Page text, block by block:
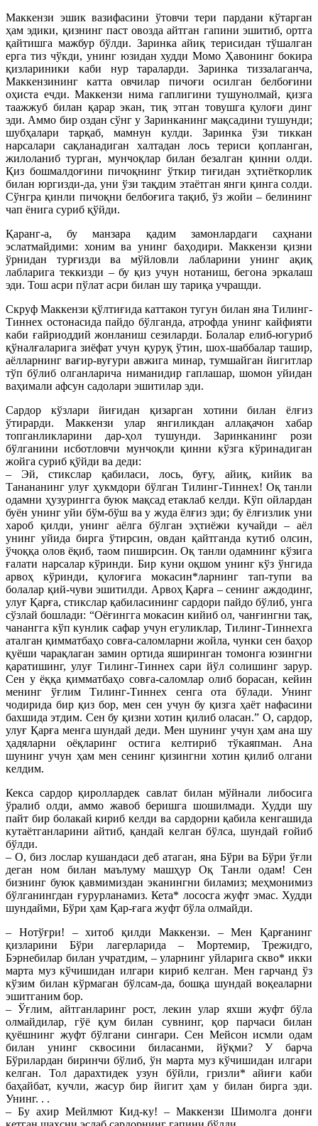
Маккензи эшик вазифасини ўтовчи тери пардани кўтарган
ҳам эдики, қизнинг паст овозда айтган гапини эшитиб, ортга
қайтишга мажбур бўлди. Заринка айиқ терисидан тўшалган
ерга тиз чўкди, унинг юзидан худди Момо Ҳавонинг бокира
қизлариники каби нур тараларди. Заринка тиззалаганча,
Маккензининг катта овчилар пичоғи осилган белбоғини
оҳиста ечди. Маккензи нима гаплигини тушунолмай, қизга
таажжуб билан қарар экан, тиқ этган товушга қулоғи динг
эди. Аммо бир оздан сўнг у Заринканинг мақсадини тушунди;
шубҳалари тарқаб, мамнун кулди. Заринка ўзи тиккан
нарсалари сақланадиган халтадан лось териси қопланган,
жилоланиб турган, мунчоқлар билан безалган қинни олди.
Қиз бошмалдоғини пичоқнинг ўткир тиғидан эҳтиёткорлик
билан юргизди-да, уни ўзи тақдим этаётган янги қинга солди.
Сўнгра қинли пичоқни белбоғига тақиб, ўз жойи – белининг
чап ёнига суриб қўйди.
Қаранг-а, бу манзара қадим замонлардаги саҳнани
эслатмайдими: хоним ва унинг баҳодири. Маккензи қизни
ўрнидан турғизди ва мўйловли лабларини унинг ақиқ
лабларига теккизди – бу қиз учун нотаниш, бегона эркалаш
эди. Тош асри пўлат асри билан шу тариқа учрашди.
Скруф Маккензи қўлтиғида каттакон тугун билан яна Тилинг-
Тиннех остонасида пайдо бўлганда, атрофда унинг кайфияти
каби ғайриоддий жонланиш сезиларди. Болалар елиб-югуриб
қўналғаларига зиёфат учун қуруқ ўтин, шох-шаббалар ташир,
аёлларнинг вағир-вуғури авжига минар, тумшайган йигитлар
тўп бўлиб олганларича ниманидир гаплашар, шомон уйидан
ваҳимали афсун садолари эшитилар эди.
Сардор кўзлари йиғидан қизарган хотини билан ёлғиз
ўтирарди. Маккензи улар янгиликдан аллақачон хабар
топганликларини дар-ҳол тушунди. Заринканинг рози
бўлганини исботловчи мунчоқли қинни кўзга кўринадиган
жойга суриб қўйди ва деди:
– Эй, стикслар қабиласи, лось, буғу, айиқ, кийик ва
Танананинг улуғ ҳукмдори бўлган Тилинг-Тиннех! Оқ танли
одамни ҳузурингга буюк мақсад етаклаб келди. Кўп ойлардан
буён унинг уйи бўм-бўш ва у жуда ёлғиз эди; бу ёлғизлик уни
хароб қилди, унинг аёлга бўлган эҳтиёжи кучайди – аёл
унинг уйида бирга ўтирсин, овдан қайтганда кутиб олсин,
ўчоққа олов ёқиб, таом пиширсин. Оқ танли одамнинг кўзига
ғалати нарсалар кўринди. Бир куни оқшом унинг кўз ўнгида
арвоҳ кўринди, қулоғига мокасин*ларнинг тап-тупи ва
болалар қий-чуви эшитилди. Арвоҳ Қарға – сенинг аждодинг,
улуғ Қарға, стикслар қабиласининг сардори пайдо бўлиб, унга
сўзлай бошлади: “Оёғингга мокасин кийиб ол, чанғингни тақ,
чанангга кўп кунлик сафар учун егуликлар, Тилинг-Тиннехга
аталган қимматбаҳо совға-саломларни жойла, чунки сен баҳор
қуёши чарақлаган замин ортида яширинган томонга юзингни
қаратишинг, улуғ Тилинг-Тиннех сари йўл солишинг зарур.
Сен у ёққа қимматбаҳо совға-саломлар олиб борасан, кейин
менинг ўғлим Тилинг-Тиннех сенга ота бўлади. Унинг
чодирида бир қиз бор, мен сен учун бу қизга ҳаёт нафасини
бахшида этдим. Сен бу қизни хотин қилиб оласан.” О, сардор,
улуғ Қарға менга шундай деди. Мен шунинг учун ҳам ана шу
ҳадяларни оёқларинг остига келтириб тўкаяпман. Ана
шунинг учун ҳам мен сенинг қизингни хотин қилиб олгани
келдим.
Кекса сардор қироллардек савлат билан мўйнали либосига
ўралиб олди, аммо жавоб беришга шошилмади. Худди шу
пайт бир болакай кириб келди ва сардорни қабила кенгашида
кутаётганларини айтиб, қандай келган бўлса, шундай ғойиб
бўлди.
– О, биз лослар кушандаси деб атаган, яна Бўри ва Бўри ўғли
деган ном билан маълуму машҳур Оқ Танли одам! Сен
бизнинг буюк қавмимиздан эканингни биламиз; меҳмонимиз
бўлганингдан ғурурланамиз. Кета* лососга жуфт эмас. Худди
шундайми, Бўри ҳам Қар-ғага жуфт бўла олмайди.
– Нотўғри! – хитоб қилди Маккензи. – Мен Қарғанинг
қизларини Бўри лагерларида – Мортемир, Трежидго,
Бэрнебилар билан учратдим, – уларнинг уйларига скво* икки
марта муз кўчишидан илгари кириб келган. Мен гарчанд ўз
кўзим билан кўрмаган бўлсам-да, бошқа шундай воқеаларни
эшитганим бор.
– Ўғлим, айтганларинг рост, лекин улар яхши жуфт бўла
олмайдилар, гўё қум билан сувнинг, қор парчаси билан
қуёшнинг жуфт бўлгани сингари. Сен Мейсон исмли одам
билан унинг сквосини биласанми, йўқми? У барча
Бўрилардан биринчи бўлиб, ўн марта муз кўчишидан илгари
келган. Тол дарахтидек узун бўйли, гризли* айиғи каби
баҳайбат, кучли, жасур бир йигит ҳам у билан бирга эди.
Унинг. . .
– Бу ахир Мейлмют Кид-ку! – Маккензи Шимолга донғи